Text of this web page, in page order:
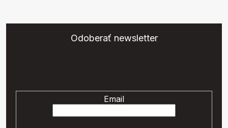
Odoberať newsletter
Email